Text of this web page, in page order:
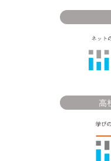
高